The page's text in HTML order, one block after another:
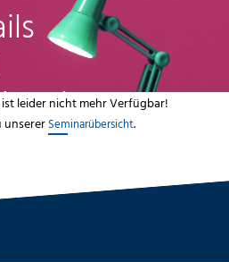
leider nicht mehr Verfügbar!
unsererSeminarübersicht.